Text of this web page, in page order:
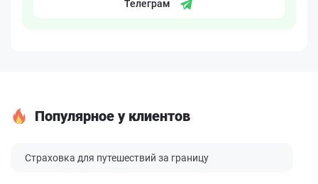
Телеграм
Популярное у клиентов
Страховка для путешествий за границу